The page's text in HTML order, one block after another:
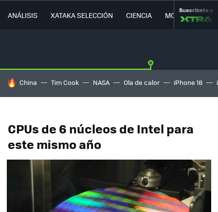
ANÁLISIS XATAKA SELECCIÓN CIENCIA MOVILIDAD
Suscríbete a
HOY SE HABLA DE
China Tim Cook NASA Ola de calor iPhone 18
CPUs de 6 núcleos de Intel para
este mismo año